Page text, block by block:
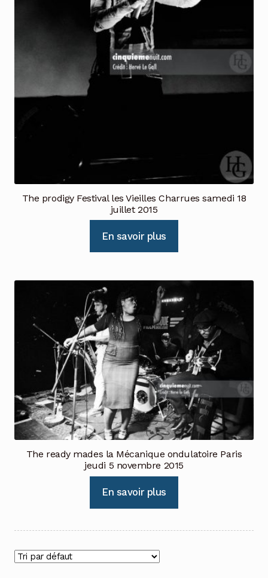
The prodigy Festival les Vieilles Charrues samedi 18
juillet 2015
En savoir plus
The ready mades la Mécanique ondulatoire Paris
jeudi 5 novembre 2015
En savoir plus